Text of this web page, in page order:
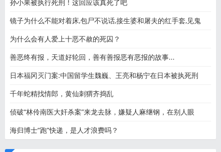
孙小果被执行死刑！这回应该真死了吧
镜子为什么不能对着床,包尸不说话,接生婆和屠夫的红手套,见鬼
为什么会有人爱上十恶不赦的死囚？
善恶终有报，天道好轮回，善有善报恶有恶报的故事...
日本福冈灭门案:中国留学生魏巍、王亮和杨宁在日本被执死刑
千年蛇精找情郎，黄仙刺猬齐捣乱
侦破“林伶南医大奸杀案”来龙去脉，嫌疑人麻继钢，在别人眼
海归博士“跑”快递，是人才浪费吗？